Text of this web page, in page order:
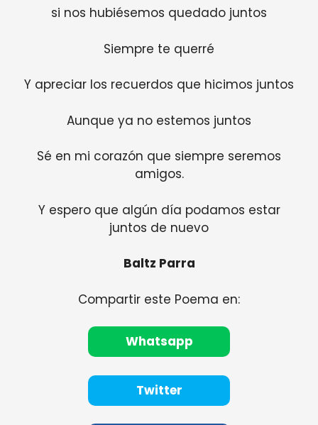
si nos hubiésemos quedado juntos
Siempre te querré
Y apreciar los recuerdos que hicimos juntos
Aunque ya no estemos juntos
Sé en mi corazón que siempre seremos
amigos.
Y espero que algún día podamos estar
juntos de nuevo
Baltz Parra
Compartir este Poema en:
Whatsapp
Twitter